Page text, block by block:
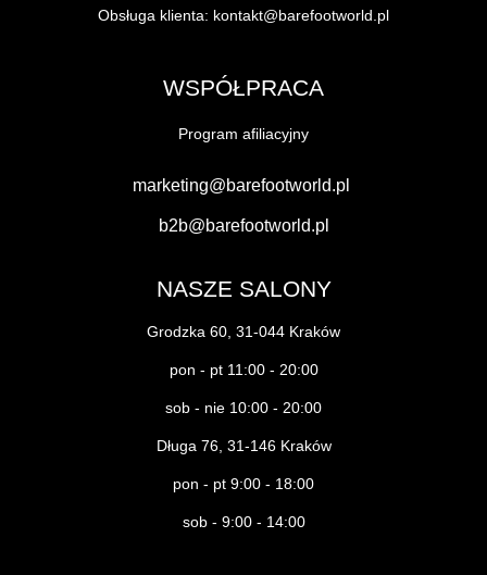
Obsługa klienta: kontakt@barefootworld.pl
WSPÓŁPRACA
Program afiliacyjny
marketing@barefootworld.pl
b2b@barefootworld.pl
NASZE SALONY
Grodzka 60, 31-044 Kraków
pon - pt 11:00 - 20:00
sob - nie 10:00 - 20:00
Długa 76, 31-146 Kraków
pon - pt 9:00 - 18:00
sob - 9:00 - 14:00